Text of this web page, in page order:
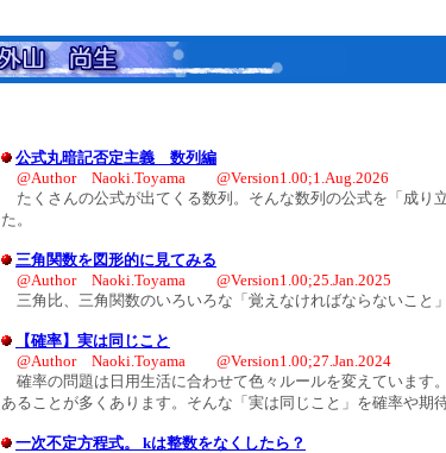
公式丸暗記否定主義 数列編
@Author Naoki.Toyama @Version1.00;1.Aug.2026
たくさんの公式が出てくる数列。そんな数列の公式を「成り
た。
三角関数を図形的に見てみる
@Author Naoki.Toyama @Version1.00;25.Jan.2025
三角比、三角関数のいろいろな「覚えなければならないこと
【確率】実は同じこと
@Author Naoki.Toyama @Version1.00;27.Jan.2024
確率の問題は日用生活に合わせて色々ルールを変えています
あることが多くあります。そんな「実は同じこと」を確率や期
一次不定方程式。 kは整数をなくしたら？